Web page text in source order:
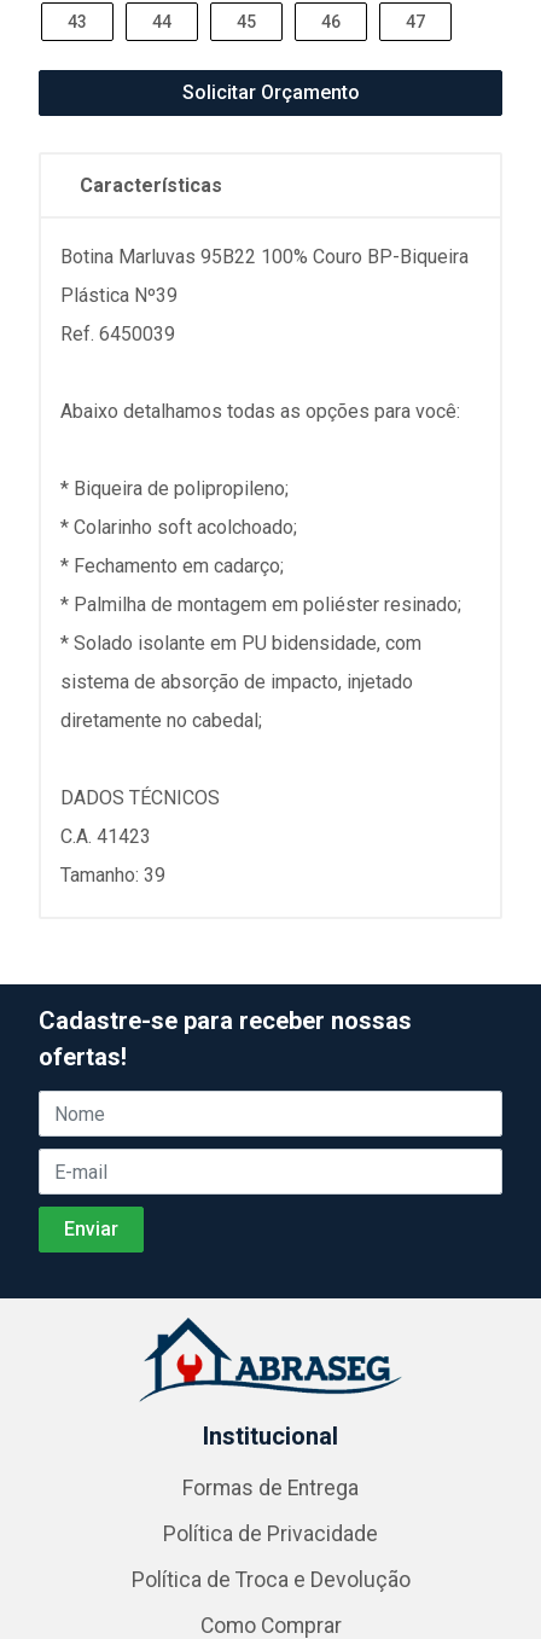
43 44 45 46 47
Solicitar Orçamento
Características
Botina Marluvas 95B22 100% Couro BP-Biqueira
Plástica Nº39
Ref. 6450039
Abaixo detalhamos todas as opções para você:
* Biqueira de polipropileno;
* Colarinho soft acolchoado;
* Fechamento em cadarço;
* Palmilha de montagem em poliéster resinado;
* Solado isolante em PU bidensidade, com
sistema de absorção de impacto, injetado
diretamente no cabedal;
DADOS TÉCNICOS
C.A. 41423
Tamanho: 39
Cadastre-se para receber nossas
ofertas!
Institucional
Formas de Entrega
Política de Privacidade
Política de Troca e Devolução
Como Comprar